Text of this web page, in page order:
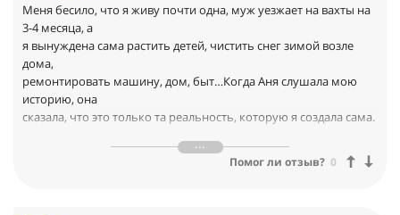
Меня бесило, что я живу почти одна, муж уезжает на вахты на
3-4 месяца, а
я вынуждена сама растить детей, чистить снег зимой возле
дома,
ремонтировать машину, дом, быт…Когда Аня слушала мою
историю, она
сказала, что это только та реальность, которую я создала сама.
внутреннее возмущение. Аня предложила мне поработать с
Помог ли отзыв? 0